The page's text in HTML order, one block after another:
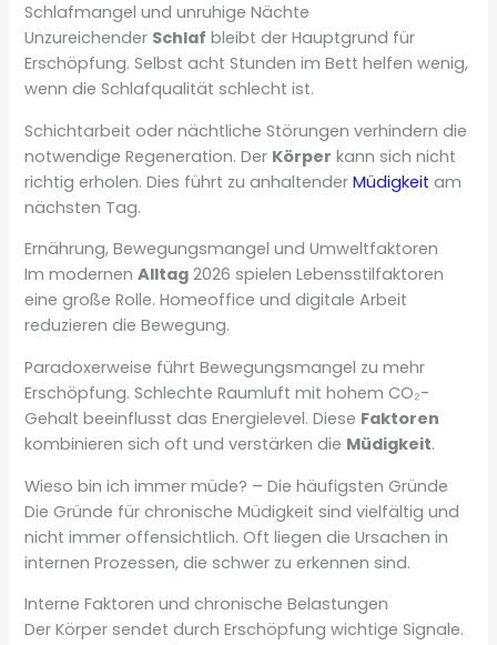
Schlafmangel und unruhige Nächte
Unzureichender Schlaf bleibt der Hauptgrund für
Erschöpfung. Selbst acht Stunden im Bett helfen wenig,
wenn die Schlafqualität schlecht ist.
Schichtarbeit oder nächtliche Störungen verhindern die
notwendige Regeneration. Der Körper kann sich nicht
richtig erholen. Dies führt zu anhaltenderMüdigkeit am
nächsten Tag.
Ernährung, Bewegungsmangel und Umweltfaktoren
Im modernenAlltag 2026 spielen Lebensstilfaktoren
eine große Rolle. Homeoffice und digitale Arbeit
reduzieren die Bewegung.
Paradoxerweise führt Bewegungsmangel zu mehr
Erschöpfung. Schlechte Raumluft mit hohem CO₂-
Gehalt beeinflusst das Energielevel. Diese Faktoren
kombinieren sich oft und verstärken die Müdigkeit.
Wieso bin ich immer müde? – Die häufigsten Gründe
Die Gründe für chronische Müdigkeit sind vielfältig und
nicht immer offensichtlich. Oft liegen die Ursachen in
internen Prozessen, die schwer zu erkennen sind.
Interne Faktoren und chronische Belastungen
Der Körper sendet durch Erschöpfung wichtige Signale.